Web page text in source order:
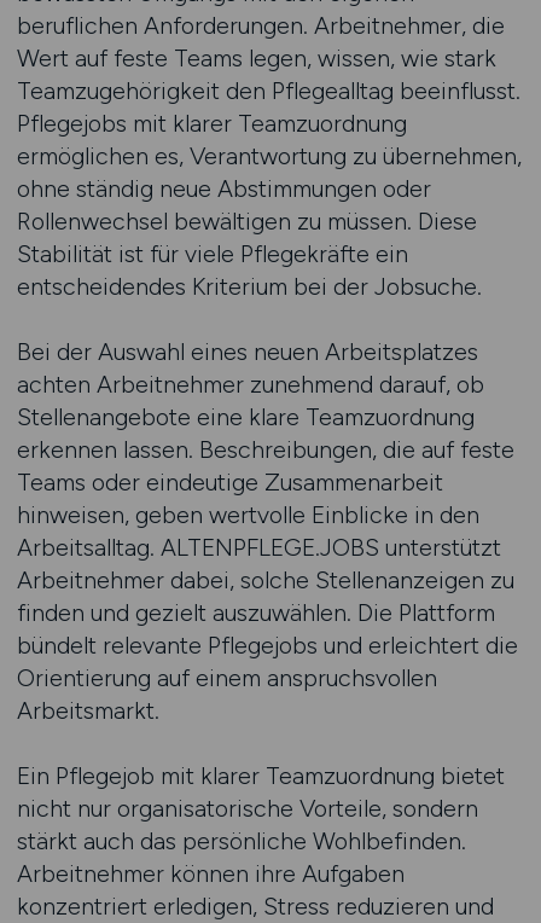
beruflichen Anforderungen. Arbeitnehmer, die
Wert auf feste Teams legen, wissen, wie stark
Teamzugehörigkeit den Pflegealltag beeinflusst.
Pflegejobs mit klarer Teamzuordnung
ermöglichen es, Verantwortung zu übernehmen,
ohne ständig neue Abstimmungen oder
Rollenwechsel bewältigen zu müssen. Diese
Stabilität ist für viele Pflegekräfte ein
entscheidendes Kriterium bei der Jobsuche.
Bei der Auswahl eines neuen Arbeitsplatzes
achten Arbeitnehmer zunehmend darauf, ob
Stellenangebote eine klare Teamzuordnung
erkennen lassen. Beschreibungen, die auf feste
Teams oder eindeutige Zusammenarbeit
hinweisen, geben wertvolle Einblicke in den
Arbeitsalltag. ALTENPFLEGE.JOBS unterstützt
Arbeitnehmer dabei, solche Stellenanzeigen zu
finden und gezielt auszuwählen. Die Plattform
bündelt relevante Pflegejobs und erleichtert die
Orientierung auf einem anspruchsvollen
Arbeitsmarkt.
Ein Pflegejob mit klarer Teamzuordnung bietet
nicht nur organisatorische Vorteile, sondern
stärkt auch das persönliche Wohlbefinden.
Arbeitnehmer können ihre Aufgaben
konzentriert erledigen, Stress reduzieren und